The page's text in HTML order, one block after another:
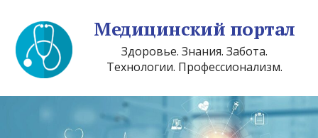
Медицинский портал
Здоровье. Знания. Забота.
Технологии. Профессионализм.